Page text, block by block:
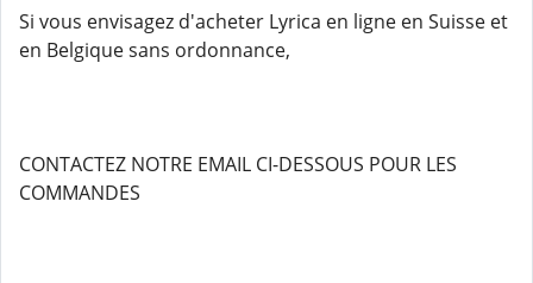
Si vous envisagez d'acheter Lyrica en ligne en Suisse et
en Belgique sans ordonnance,
CONTACTEZ NOTRE EMAIL CI-DESSOUS POUR LES
COMMANDES